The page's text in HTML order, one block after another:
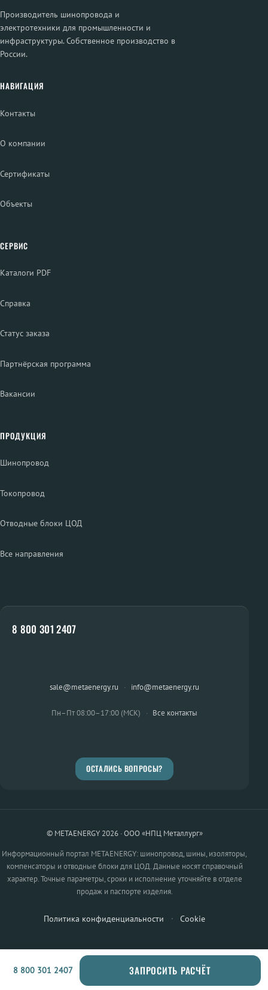
Производитель шинопровода и
электротехники для промышленности и
инфраструктуры. Собственное производство в
России.
НАВИГАЦИЯ
Контакты
О компании
Сертификаты
Объекты
СЕРВИС
Каталоги PDF
Справка
Статус заказа
Партнёрская программа
Вакансии
ПРОДУКЦИЯ
Шинопровод
Токопровод
Отводные блоки ЦОД
Все направления
8 800 301 2407
sale@metaenergy.ru · info@metaenergy.ru
Пн–Пт 08:00–17:00 (МСК) · Все контакты
ОСТАЛИСЬ ВОПРОСЫ?
© METAENERGY 2026 · ООО «НПЦ Металлург»
Информационный портал METAENERGY: шинопровод, шины, изоляторы,
компенсаторы и отводные блоки для ЦОД. Данные носят справочный
характер. Точные параметры, сроки и исполнение уточняйте в отделе
продаж и паспорте изделия.
Политика конфиденциальности · Cookie
8 800 301 2407 ЗАПРОСИТЬ РАСЧЁТ